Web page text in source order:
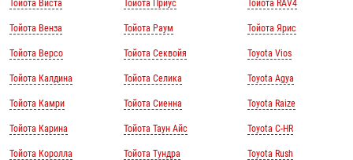
Тойота Виста
Тойота Венза
Тойота Версо
Тойота Калдина
Тойота Камри
Тойота Карина
Тойота Королла
Тойота Приус
Тойота Раум
Тойота Секвойя
Тойота Селика
Тойота Сиенна
Тойота Таун Айс
Тойота Тундра
Тойота RAV4
Тойота Ярис
Toyota Vios
Toyota Agya
Toyota Raize
Toyota C-HR
Toyota Rush